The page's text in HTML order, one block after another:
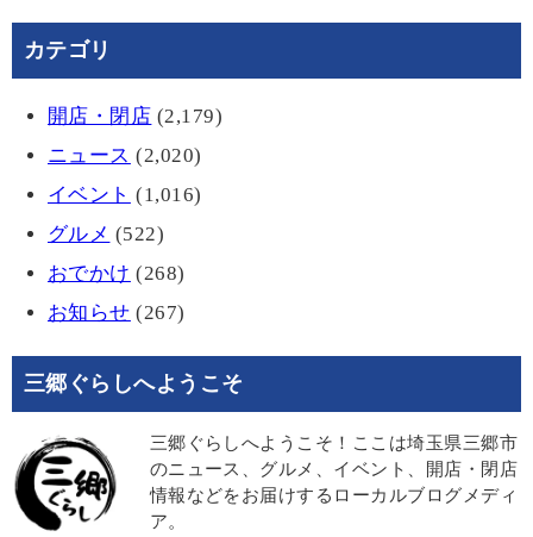
カテゴリ
開店・閉店 (2,179)
ニュース (2,020)
イベント (1,016)
グルメ (522)
おでかけ (268)
お知らせ (267)
三郷ぐらしへようこそ
三郷ぐらしへようこそ！ここは埼玉県三郷市
のニュース、グルメ、イベント、開店・閉店
情報などをお届けするローカルブログメディ
ア。